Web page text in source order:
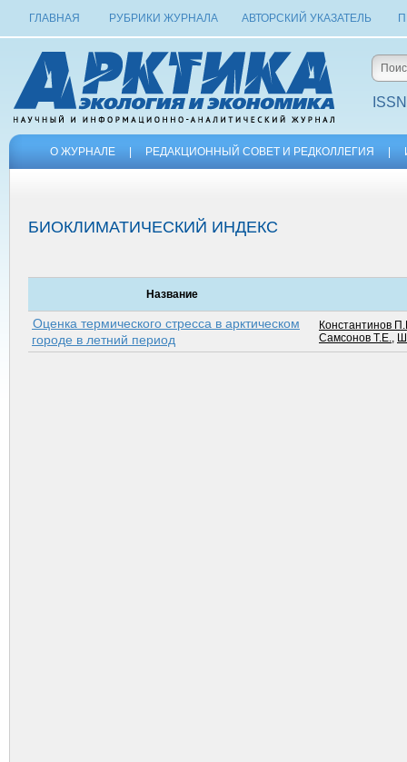
ГЛАВНАЯ РУБРИКИ ЖУРНАЛА АВТОРСКИЙ УКАЗАТЕЛЬ
О ЖУРНАЛЕ РЕДАКЦИОННЫЙ СОВЕТ И РЕДКОЛЛЕГИЯ
БИОКЛИМАТИЧЕСКИЙ ИНДЕКС
Название
Оценка термического стресса в арктическом
городе в летний период
Константинов
Самсонов Т.Е.,